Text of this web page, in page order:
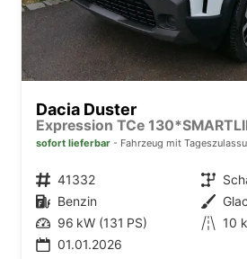
Dacia Duster
sofort lieferbar Fahrzeug mit
Fahrzeugnr. 41332 Getriebe
Kraftstoff Benzin Außenfarbe
Leistung 96 kW (131 PS) Kilometerstand 10
01.01.2026